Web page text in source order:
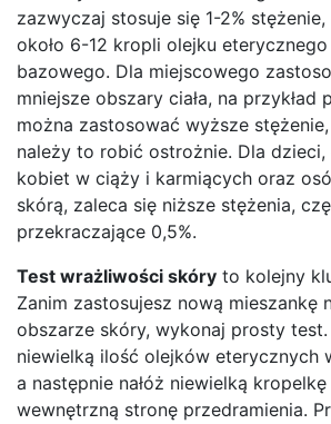
zazwyczaj stosuje się 1-2%
około 6-12 kropli olejku
bazowego. Dla miejscowego
mniejsze obszary ciała, na przykład
można zastosować wyższe
należy to robić ostrożnie. Dla
kobiet w ciąży i karmiących oraz
skórą, zaleca się niższe stężenia,
przekraczające 0,5%.
Test wrażliwości skóry to kolejny
Zanim zastosujesz nową mieszankę
obszarze skóry, wykonaj prosty test.
niewielką ilość olejków eterycznych
a następnie nałóż niewielką
wewnętrzną stronę przedramienia.